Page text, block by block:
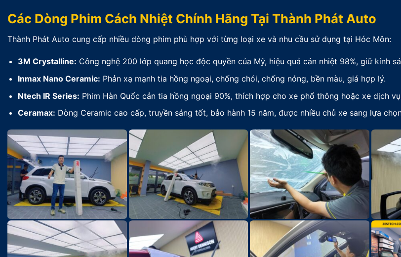
Các Dòng Phim Cách Nhiệt Chính Hãng Tại Thành Phát Auto
Thành Phát Auto cung cấp nhiều dòng phim phù hợp với từng loại xe và nhu cầu sử dụng tại Hóc Môn:
3M Crystalline: Công nghệ 200 lớp quang học độc quyền của Mỹ, hiệu quả cản nhiệt 98%, giữ kính
Inmax Nano Ceramic: Phản xạ mạnh tia hồng ngoại, chống chói, chống nóng, bền màu, giá hợp lý.
Ntech IR Series: Phim Hàn Quốc cản tia hồng ngoại 90%, thích hợp cho xe phổ thông hoặc xe dịch
Ceramax: Dòng Ceramic cao cấp, truyền sáng tốt, bảo hành 15 năm, được nhiều chủ xe sang lựa